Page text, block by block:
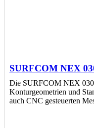
SURFCOM NEX
Die SURFCOM NEX 030
Konturgeometrien und
auch CNC gesteuerten